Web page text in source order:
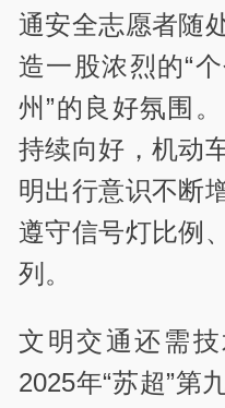
通安全志愿者随
造一股浓烈的“
州”的良好氛围
持续向好，机动
明出行意识不断
遵守信号灯比例
列。
文明交通还需
2025年“苏超”第